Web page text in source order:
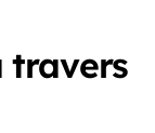
travers